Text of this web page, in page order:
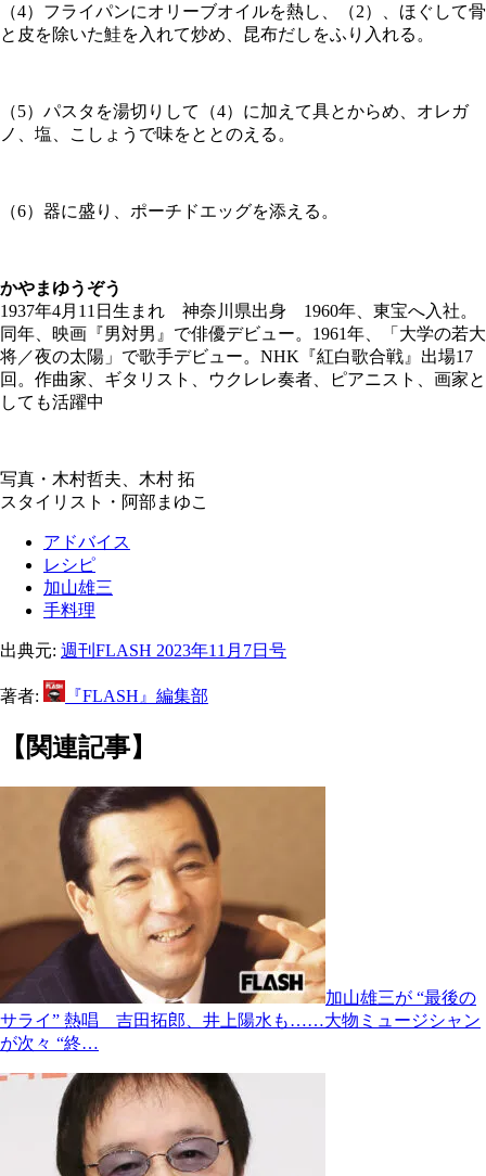
（4）フライパンにオリーブオイルを熱し、（2）、ほぐして骨
と皮を除いた鮭を入れて炒め、昆布だしをふり入れる。
（5）パスタを湯切りして（4）に加えて具とからめ、オレガ
ノ、塩、こしょうで味をととのえる。
（6）器に盛り、ポーチドエッグを添える。
かやまゆうぞう
1937年4月11日生まれ 神奈川県出身 1960年、東宝へ入社。
同年、映画『男対男』で俳優デビュー。1961年、「大学の若大
将／夜の太陽」で歌手デビュー。NHK『紅白歌合戦』出場17
回。作曲家、ギタリスト、ウクレレ奏者、ピアニスト、画家と
しても活躍中
写真・木村哲夫、木村 拓
スタイリスト・阿部まゆこ
アドバイス
レシピ
加山雄三
手料理
出典元: 週刊FLASH 2023年11月7日号
著者: 『FLASH』編集部
【関連記事】
加山雄三が “最後の
サライ” 熱唱 吉田拓郎、井上陽水も……大物ミュージシャン
が次々 “終…